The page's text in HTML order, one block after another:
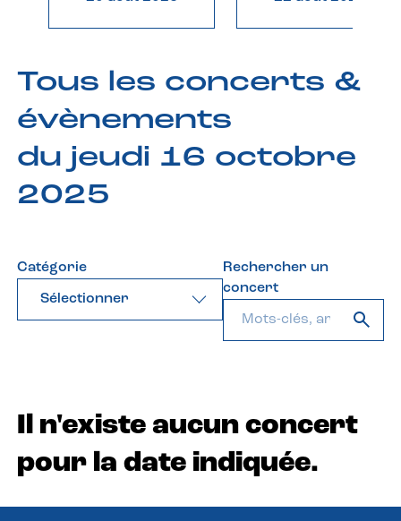
Tous les concerts &
évènements
du jeudi 16 octobre
2025
Catégorie
Sélectionner
Rechercher un
concert
Il n'existe aucun concert
pour la date indiquée.